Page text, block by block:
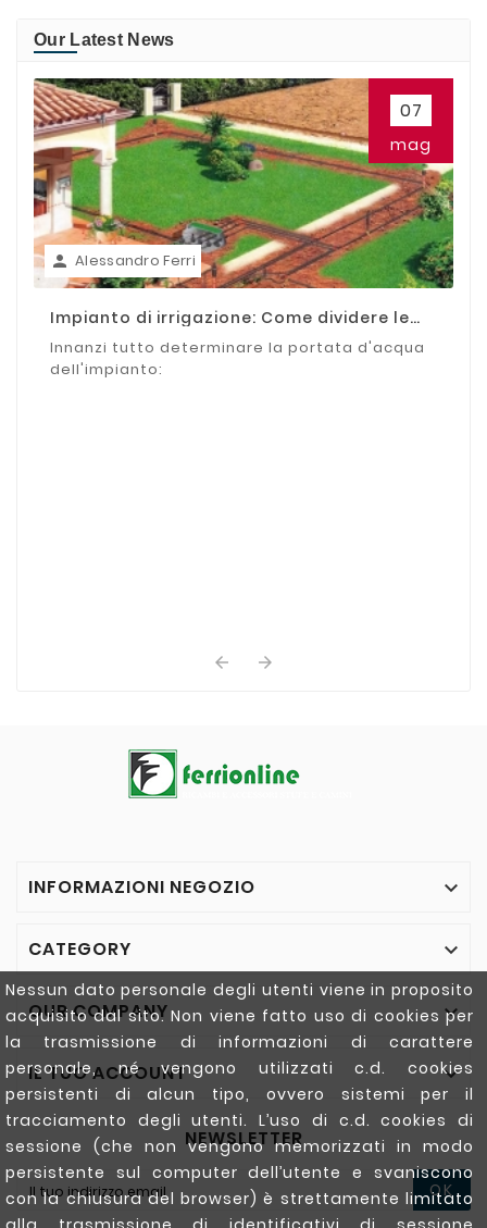
Nessun dato personale degli utenti viene in proposito
acquisito dal sito. Non viene fatto uso di cookies per
la trasmissione di informazioni di carattere
personale, né vengono utilizzati c.d. cookies
persistenti di alcun tipo, ovvero sistemi per il
tracciamento degli utenti. L’uso di c.d. cookies di
sessione (che non vengono memorizzati in modo
persistente sul computer dell’utente e svaniscono
con la chiusura del browser) è strettamente limitato
Our Latest News
07
mag
 Alessandro Ferri
Impianto di irrigazione: Come dividere le
zone
Innanzi tutto determinare la portata d'acqua
dell'impianto:
 
INFORMAZIONI NEGOZIO 
CATEGORY 
OUR COMPANY 
IL TUO ACCOUNT 
NEWSLETTER
OK